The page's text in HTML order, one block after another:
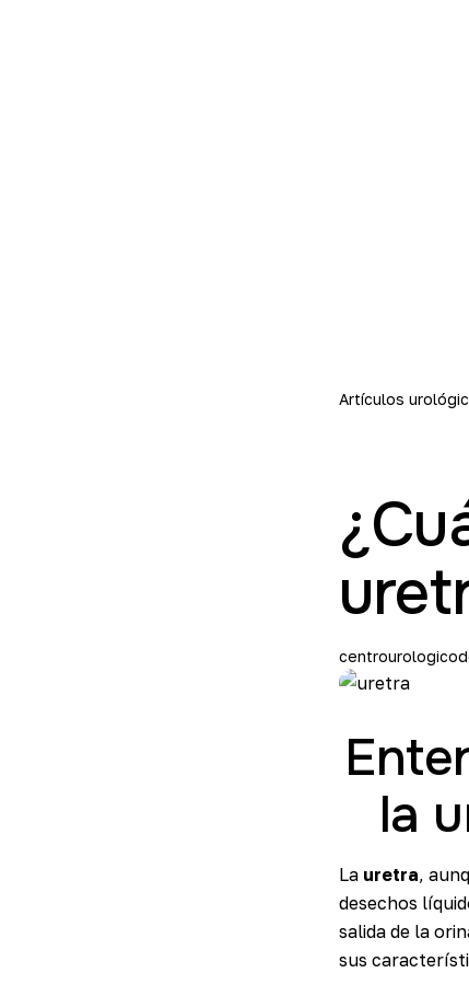
Artículos
la
La uretra,
desechos
salida de la
sus